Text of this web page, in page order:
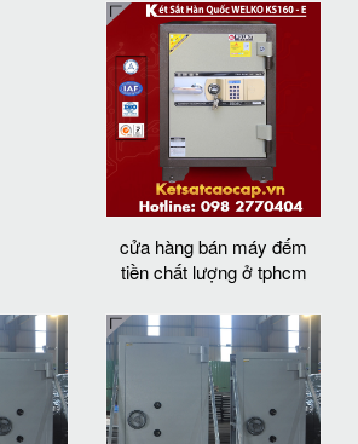
cửa hàng bán máy đếm
tiền chất lượng ở tphcm